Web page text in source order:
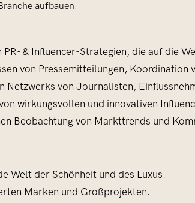
aufbauen.
PR- & Influencer-Strategien, die auf die
von Pressemitteilungen,
Netzwerks von Journalisten,
wirkungsvollen und innovativen
Beobachtung von Markttrends und
Welt der Schönheit und des Luxus.
Marken und Großprojekten.